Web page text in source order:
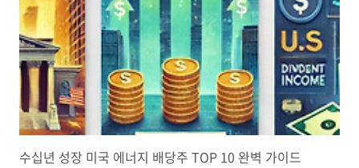
수십년 성장 미국 에너지 배당주 TOP 10 완벽 가이드